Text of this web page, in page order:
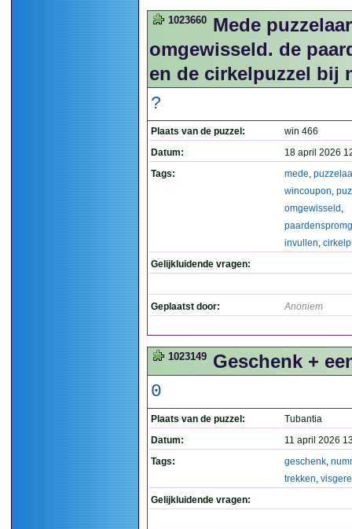
1023660 Mede
omgewisseld. de
en de cirkelpuzzel bij
?
Plaats van de puzzel:
win 466
Datum:
18 april 2026
Tags:
mede,
wincoupon,
omgewisseld ,
paardenspromg
invullen,
Gelijkluidende vragen:
Geplaatst door: Anoniem
1023149 Geschenk +
0
Plaats van de puzzel:
Tubantia
Datum:
11 april 2026
Tags:
geschenk,
trekken,
Gelijkluidende vragen: